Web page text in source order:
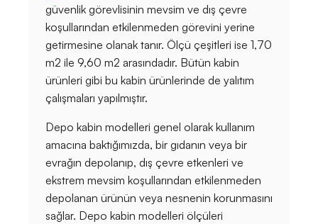
güvenlik görevlisinin mevsim ve dış çevre
koşullarından etkilenmeden görevini yerine
getirmesine olanak tanır. Ölçü çeşitleri ise 1,70
m2 ile 9,60 m2 arasındadır. Bütün kabin
ürünleri gibi bu kabin ürünlerinde de yalıtım
çalışmaları yapılmıştır.
Depo kabin modelleri genel olarak kullanım
amacına baktığımızda, bir gıdanın veya bir
evrağın depolanıp, dış çevre etkenleri ve
ekstrem mevsim koşullarından etkilenmeden
depolanan ürünün veya nesnenin korunmasını
sağlar. Depo kabin modelleri ölçüleri